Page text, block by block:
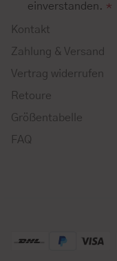
einverstanden. *
Kontakt
Zahlung & Versand
Vertrag widerrufen
Retoure
Größentabelle
FAQ